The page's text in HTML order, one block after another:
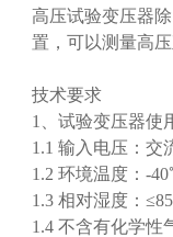
高压试验变压器
置，可以测量高
技术要求
1、试验变压器使
1.1 输入电压：交
1.2 环境温度：-
1.3 相对湿度：
1.4 不含有化学性